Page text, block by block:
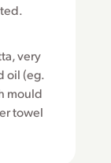
very
oil (eg.
mould
towel